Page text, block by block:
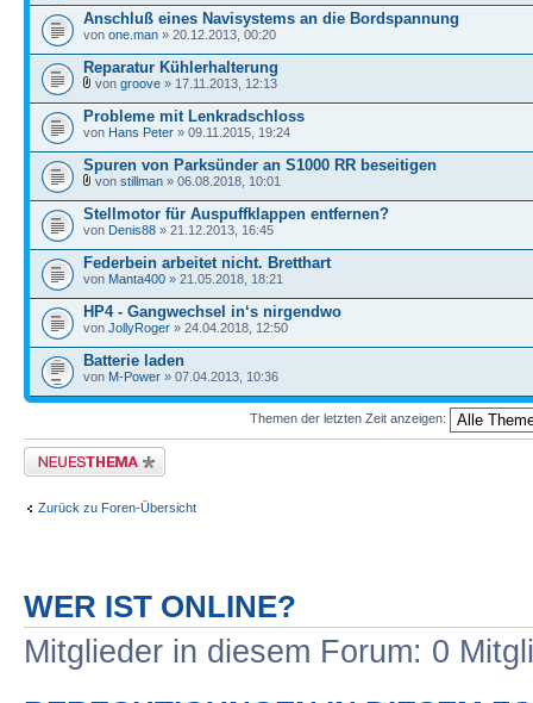
Anschluß eines Navisystems an die Bordspannung
von one.man » 20.12.2013, 00:20
Reparatur Kühlerhalterung
von groove » 17.11.2013, 12:13
Probleme mit Lenkradschloss
von Hans Peter » 09.11.2015, 19:24
Spuren von Parksünder an S1000 RR beseitigen
von stillman » 06.08.2018, 10:01
Stellmotor für Auspuffklappen entfernen?
von Denis88 » 21.12.2013, 16:45
Federbein arbeitet nicht. Bretthart
von Manta400 » 21.05.2018, 18:21
HP4 - Gangwechsel in‘s nirgendwo
von JollyRoger » 24.04.2018, 12:50
Batterie laden
von M-Power » 07.04.2013, 10:36
Themen der letzten Zeit anzeigen:
Neues Thema erstellen
Zurück zu Foren-Übersicht
WER IST ONLINE?
Mitglieder in diesem Forum: 0